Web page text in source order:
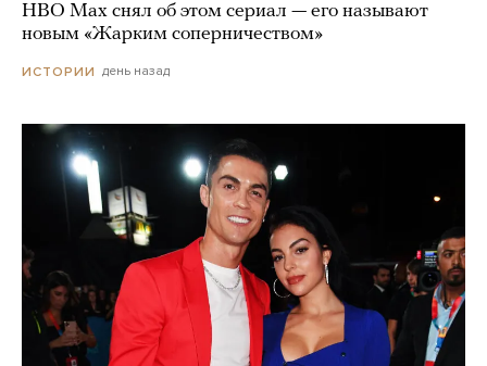
HBO Max снял об этом сериал — его называют
новым «Жарким соперничеством»
ИСТОРИИ день назад